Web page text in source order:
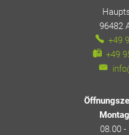
96482
+49
+49
08.00 -